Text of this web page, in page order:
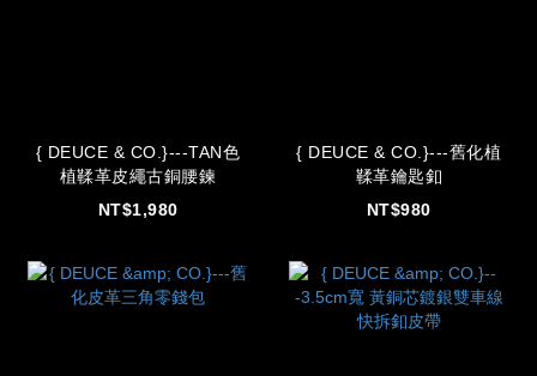
{ DEUCE & CO.}---TAN色
植鞣革皮繩古銅腰鍊
NT$1,980
{ DEUCE & CO.}---舊化植
鞣革鑰匙釦
NT$980